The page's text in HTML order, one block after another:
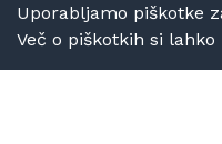
Uporabljamo piškotke
Več o piškotkih si lahko